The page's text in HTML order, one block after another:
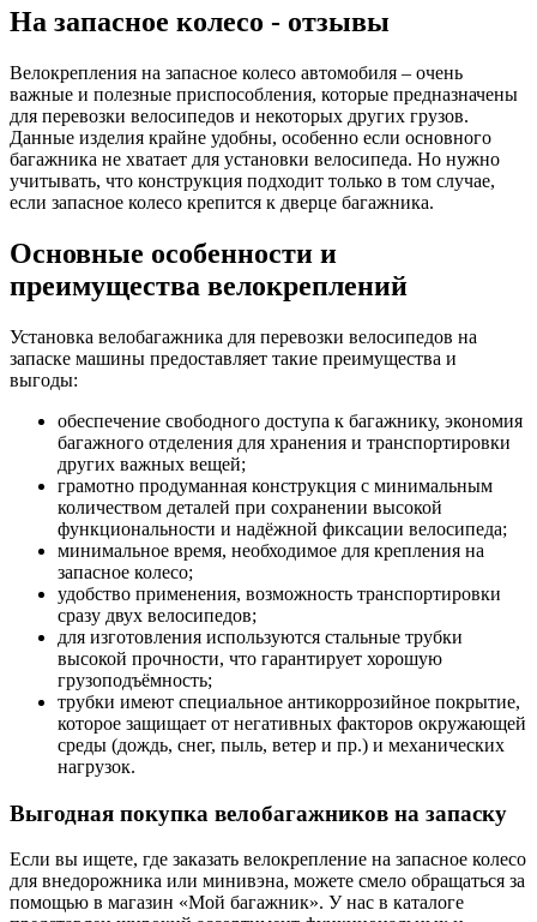
На запасное колесо - отзывы
Велокрепления на запасное колесо автомобиля – очень
важные и полезные приспособления, которые предназначены
для перевозки велосипедов и некоторых других грузов.
Данные изделия крайне удобны, особенно если основного
багажника не хватает для установки велосипеда. Но нужно
учитывать, что конструкция подходит только в том случае,
если запасное колесо крепится к дверце багажника.
Основные особенности и
преимущества велокреплений
Установка велобагажника для перевозки велосипедов на
запаске машины предоставляет такие преимущества и
выгоды:
обеспечение свободного доступа к багажнику, экономия
багажного отделения для хранения и транспортировки
других важных вещей;
грамотно продуманная конструкция с минимальным
количеством деталей при сохранении высокой
функциональности и надёжной фиксации велосипеда;
минимальное время, необходимое для крепления на
запасное колесо;
удобство применения, возможность транспортировки
сразу двух велосипедов;
для изготовления используются стальные трубки
высокой прочности, что гарантирует хорошую
грузоподъёмность;
трубки имеют специальное антикоррозийное покрытие,
которое защищает от негативных факторов окружающей
среды (дождь, снег, пыль, ветер и пр.) и механических
нагрузок.
Выгодная покупка велобагажников на запаску
Если вы ищете, где заказать велокрепление на запасное колесо
для внедорожника или минивэна, можете смело обращаться за
помощью в магазин «Мой багажник». У нас в каталоге